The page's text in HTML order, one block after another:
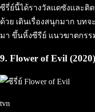
ซีรี่ย์นี้ได้รางวัลเเดซังเเละติ
ด้วย เดินเรื่องสนุกมาก บท
มา ขึ้นหิ้งซีรีย์ แนวฆาตกรร
9. Flower of Evil (2020)
tvn